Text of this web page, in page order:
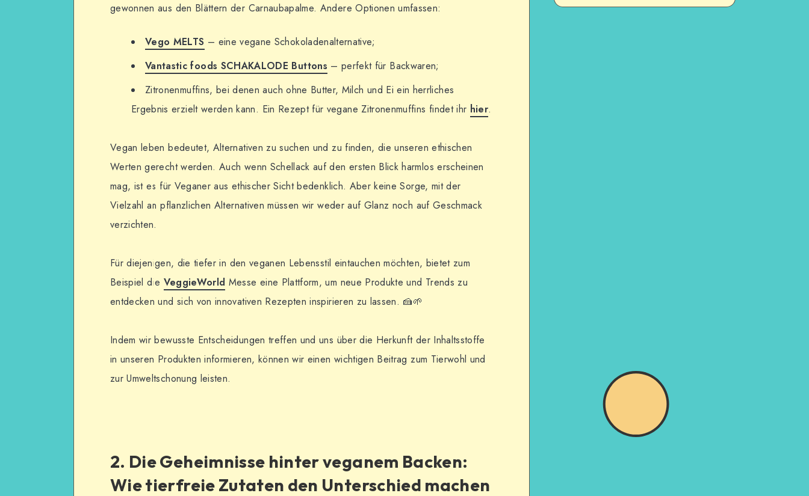
gewonnen aus den Blättern der Carnaubapalme. Andere Optionen umfassen:
Vego MELTS – eine vegane Schokoladenalternative;
Vantastic foods SCHAKALODE Buttons – perfekt für Backwaren;
Zitronenmuffins, bei denen auch ohne Butter, Milch und Ei ein herrliches
Ergebnis erzielt werden kann. Ein Rezept für vegane Zitronenmuffins findet ihr hier.
Vegan leben bedeutet, Alternativen zu suchen und zu finden, die unseren ethischen
Werten gerecht werden. Auch wenn Schellack auf den ersten Blick harmlos erscheinen
mag, ist es für Veganer aus ethischer Sicht bedenklich. Aber keine Sorge, mit der
Vielzahl an pflanzlichen Alternativen müssen wir weder auf Glanz noch auf Geschmack
verzichten.
Für diejenigen, die tiefer in den veganen Lebensstil eintauchen möchten, bietet zum
Beispiel die VeggieWorld Messe eine Plattform, um neue Produkte und Trends zu
entdecken und sich von innovativen Rezepten inspirieren zu lassen. 🍰🌱
Indem wir bewusste Entscheidungen treffen und uns über die Herkunft der Inhaltsstoffe
in unseren Produkten informieren, können wir einen wichtigen Beitrag zum Tierwohl und
zur Umweltschonung leisten.
2. Die Geheimnisse hinter veganem Backen:
Wie tierfreie Zutaten den Unterschied machen